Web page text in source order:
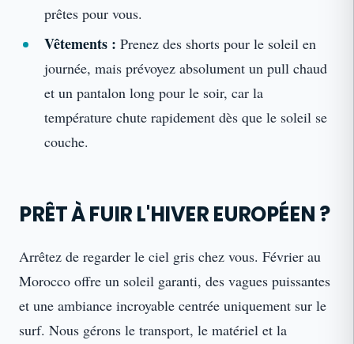
prêtes pour vous.
Vêtements : Prenez des shorts pour le soleil en
journée, mais prévoyez absolument un pull chaud
et un pantalon long pour le soir, car la
température chute rapidement dès que le soleil se
couche.
PRÊT À FUIR L'HIVER EUROPÉEN ?
Arrêtez de regarder le ciel gris chez vous. Février au
Morocco offre un soleil garanti, des vagues puissantes
et une ambiance incroyable centrée uniquement sur le
surf. Nous gérons le transport, le matériel et la